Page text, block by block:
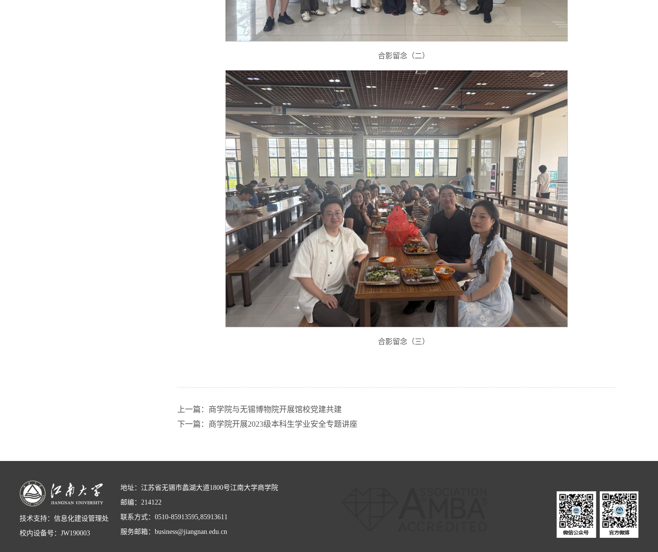
合影留念（二）
合影留念（三）
上一篇：商学院与无锡博物院开展馆校党建共建
下一篇：商学院开展2023级本科生学业安全专题讲座
技术支持：信息化建设管理处
校内设备号：JW190003
地址：江苏省无锡市蠡湖大道1800号江南大学商学院
邮编：214122
联系方式：0510-85913595,85913611
服务邮箱：business@jiangnan.edu.cn